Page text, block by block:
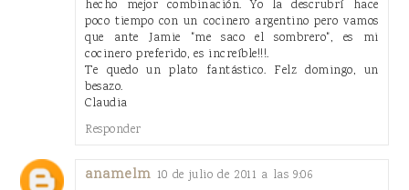
hecho mejor combinación. Yo la descrubrí hace
poco tiempo con un cocinero argentino pero vamos
que ante Jamie "me saco el sombrero", es mi
cocinero preferido, es increíble!!!.
Te quedo un plato fantástico. Felz domingo, un
besazo.
Claudia
Responder
anamelm 10 de julio de 2011 a las 9:06